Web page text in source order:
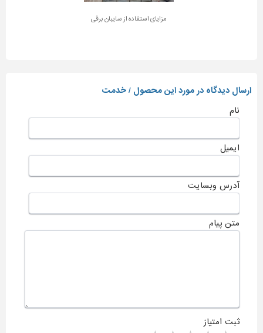
مزایای استفاده از سایبان برقی
ارسال دیدگاه در مورد این محصول / خدمت
نام
ایمیل
آدرس وبسایت
متن پیام
ثبت امتیاز